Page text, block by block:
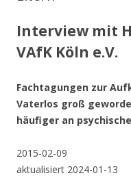
Interview mit
VAfK Köln e.V.
Fachtagungen zur
Vaterlos groß
häufiger an
2015-02-09
aktualisiert 2024-01-13